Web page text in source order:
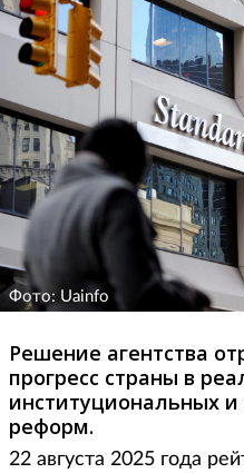
Фото: Uainfo
Решение агентства
прогресс страны в
институциональных
реформ.
22 августа 2025 года